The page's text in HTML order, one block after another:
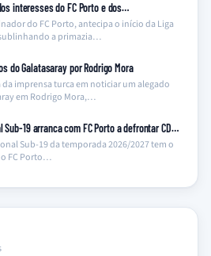
interesses do FC Porto e dos…
do FC Porto, antecipa o início da Liga
a primazia…
do Galatasaray por Rodrigo Mora
imprensa turca em noticiar um alegado
em Rodrigo Mora,…
Sub-19 arranca com FC Porto a defrontar CD…
Sub-19 da temporada 2026/2027 tem o
FC Porto…